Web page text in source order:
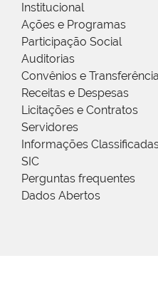
Institucional
Ações e Programas
Participação Social
Auditorias
Convênios e
Receitas e Despesas
Licitações e Contratos
Servidores
Informações
SIC
Perguntas frequentes
Dados Abertos